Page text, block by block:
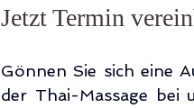
Jetzt Termin
Gönnen Sie sich eine
der Thai-Massage